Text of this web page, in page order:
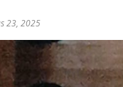
23, 2025